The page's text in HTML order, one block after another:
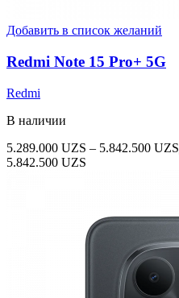
Добавить в список желаний
Redmi Note 15 Pro+ 5G
Redmi
В наличии
5.289.000 UZS – 5.842.500 UZS
5.842.500 UZS